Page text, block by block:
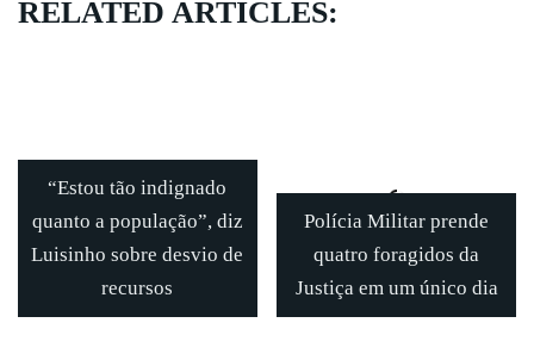
RELATED ARTICLES:
“Estou tão indignado
quanto a população”, diz
Luisinho sobre desvio de
recursos
Polícia Militar prende
quatro foragidos da
Justiça em um único dia